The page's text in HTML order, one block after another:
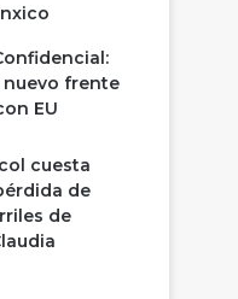
nuevo frente
EU
cuesta
de
de